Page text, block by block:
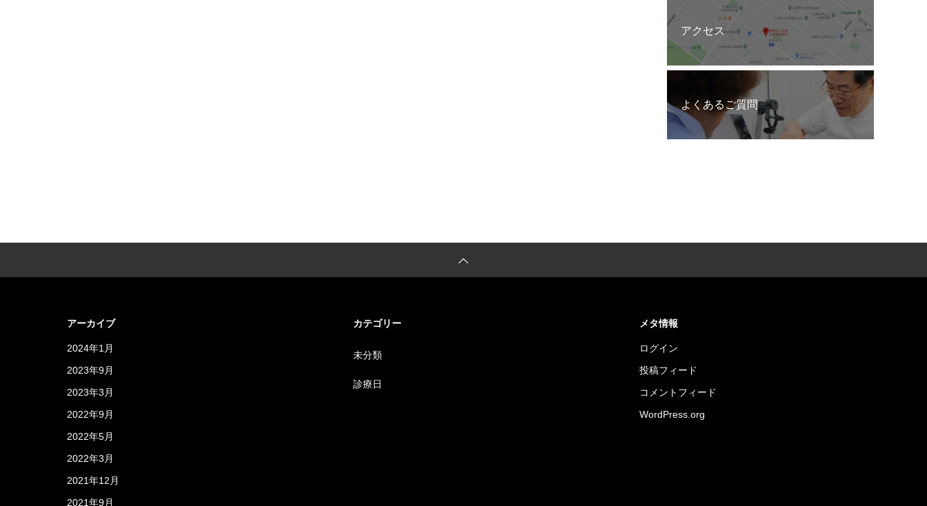
アクセス
よくあるご質問
アーカイブ
2024年1月
2023年9月
2023年3月
2022年9月
2022年5月
2022年3月
2021年12月
2021年9月
カテゴリー
未分類
診療日
メタ情報
ログイン
投稿フィード
コメントフィード
WordPress.org